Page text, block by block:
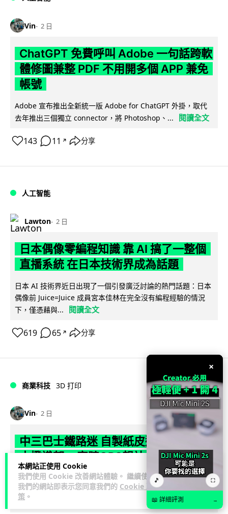
本網站正使用 Cookie
我們使用 Cookie 改善網站體驗。 繼續使用
我們的網站即表示您同意我們的 Cookie 政
策 。
Vin 2 日
ChatGPT 免費呼叫 Adobe 一句話跨軟
體修圖兼整 PDF 不用開多個 APP 兼免
帳號
Adobe 宣布推出全新統一版 Adobe for ChatGPT 外掛，取代
去年推出三個獨立 connector，將 Photoshop、...
閱讀全文
143 11 ↗ 分享
人工智能
Lawton 2 日
日本偶像零編程知識 靠 AI 搞了一整個
直播系統 在日本技術界成為話題
日本 AI 技術界近日出現了一個引發廣泛討論的熱門話題：日本
偶像前 Juice=Juice 成員宮本佳林在完全沒有編程經驗的情況
下，僅憑藉與...
閱讀全文
619 65 ↗ 分享
商業科技 3D 打印
Vin 2 日
中三巴士鐵路迷 自製紙皮遙控巴士 門,
水撥識郁 + 實時GPS報站
如果你熱愛一件事，你會熱愛到怎樣的程度？一位就讀中三的
巴士鐵路迷，選擇由零開始，把自己的興趣一步步變成真正可
以運作的作品。他以紙皮親手製作出...
閱讀全文
×
🎵 ⛶
📖 詳細評測 →